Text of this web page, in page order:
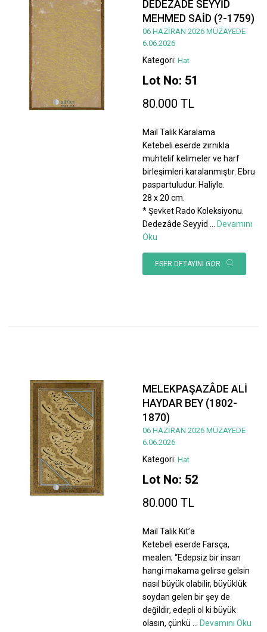
DEDEZADE SEYYİD
MEHMED SAİD (?-1759)
06 HAZİRAN 2026 MÜZAYEDE
6.06.2026
Kategori: Hat
Lot No: 51
80.000 TL
Mail Talik Karalama
Ketebeli eserde zırnıkla
muhtelif kelimeler ve harf
birleşimleri karalanmıştır. Ebru
paspartuludur. Haliyle.
28 x 20 cm.
* Şevket Rado Koleksiyonu.
Dedezâde Seyyid
Devamını
Oku
ESER DETAYINI GÖR
MELEKPAŞAZÂDE ALİ
HAYDAR BEY (1802-
1870)
06 HAZİRAN 2026 MÜZAYEDE
6.06.2026
Kategori: Hat
Lot No: 52
80.000 TL
Mail Talik Kıt’a
Ketebeli eserde Farsça,
mealen; “Edepsiz bir insan
hangi makama gelirse gelsin
nasıl büyük olabilir, büyüklük
soydan gelen bir şey de
değildir, edepli ol ki büyük
olasın, çünkü ... Devamını Oku